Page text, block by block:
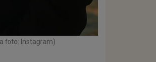
foto: Instagram)